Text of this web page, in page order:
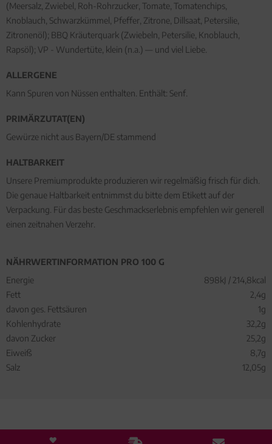
(Meersalz, Zwiebel, Roh-Rohrzucker, Tomate, Tomatenchips,
Knoblauch, Schwarzkümmel, Pfeffer, Zitrone, Dillsaat, Petersilie,
Zitronenöl); BBQ Kräuterquark (Zwiebeln, Petersilie, Knoblauch,
Rapsöl); VP - Wundertüte, klein (n.a.) — und viel Liebe.
ALLERGENE
Kann Spuren von Nüssen enthalten. Enthält: Senf.
PRIMÄRZUTAT(EN)
Gewürze nicht aus Bayern/DE stammend
HALTBARKEIT
Unsere Premiumprodukte produzieren wir regelmäßig frisch für dich.
Die genaue Haltbarkeit entnimmst du bitte dem Etikett auf der
Verpackung. Für das beste Geschmackserlebnis empfehlen wir generell
einen zeitnahen Verzehr.
NÄHRWERTINFORMATION PRO 100 G
Energie
898kJ / 214,8kcal
Fett
2,4g
davon ges. Fettsäuren
1g
Kohlenhydrate
32,2g
davon Zucker
25,2g
Eiweiß
8,7g
Salz
12,05g